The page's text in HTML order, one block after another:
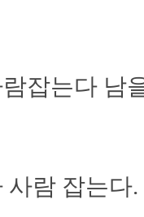
잡는다 남
람 잡는다